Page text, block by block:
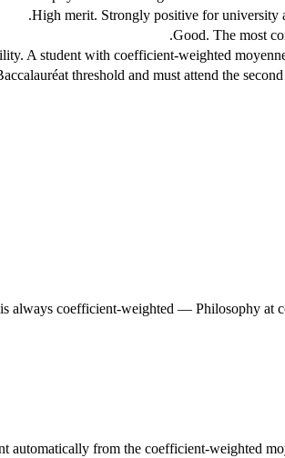
High merit. Strongly positive for university
Good. The most
A student with coefficient-weighted
threshold and must attend the
always coefficient-weighted — Philosophy at
automatically from the coefficient-weighted